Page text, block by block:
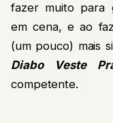
fazer muito para
em cena, e ao
(um pouco) mais
Diabo Veste
competente.